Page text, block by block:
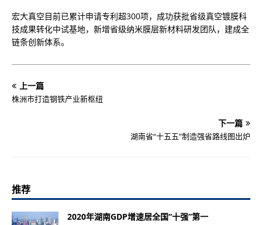
宏大真空目前已累计申请专利超300项，成功获批省级真空镀膜科
技成果转化中试基地，新增省级纳米膜层新材料研发团队，建成全
链条创新体系。
上一篇
株洲市打造钢铁产业新枢纽
下一篇
湖南省“十五五”制造强省路线图出炉
推荐
2020年湖南GDP增速居全国“十强”第一